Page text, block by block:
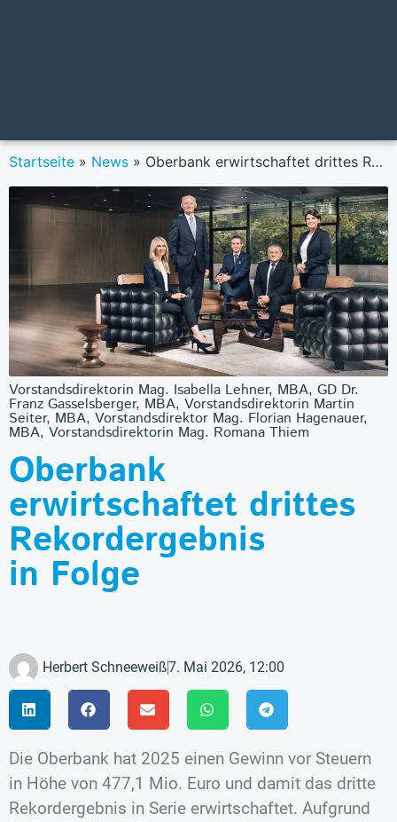
Startseite » News » Oberbank erwirtschaftet drittes Rekordergebnis in Folge
Vorstandsdirektorin Mag. Isabella Lehner, MBA, GD Dr.
Franz Gasselsberger, MBA, Vorstandsdirektorin Martin
Seiter, MBA, Vorstandsdirektor Mag. Florian Hagenauer,
MBA, Vorstandsdirektorin Mag. Romana Thiem
Oberbank
erwirtschaftet drittes
Rekordergebnis
in Folge
Herbert Schneeweiß7. Mai 2026, 12:00
Die Oberbank hat 2025 einen Gewinn vor Steuern
in Höhe von 477,1 Mio. Euro und damit das dritte
Rekordergebnis in Serie erwirtschaftet. Aufgrund